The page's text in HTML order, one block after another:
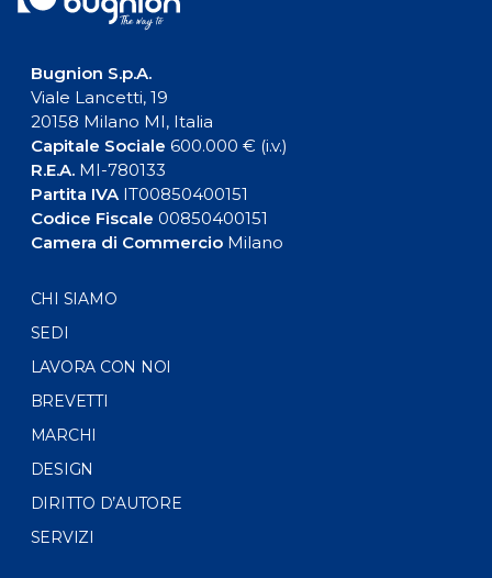
Bugnion S.p.A.
Viale Lancetti, 19
20158 Milano MI, Italia
Capitale Sociale 600.000 € (i.v.)
R.E.A.MI-780133
Partita IVAIT00850400151
Codice Fiscale 00850400151
Camera di CommercioMilano
CHI SIAMO
SEDI
LAVORA CON NOI
BREVETTI
MARCHI
DESIGN
DIRITTO D’AUTORE
SERVIZI